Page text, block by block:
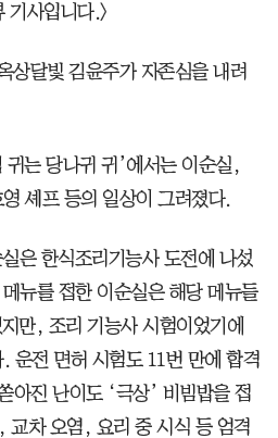
기사입니다.>
상달빛 김윤주가 자존심을 내려
는 당나귀 귀’에서는 이순실,
셰프 등의 일상이 그려졌다.
은 한식조리기능사 도전에 나섰
뉴를 접한 이순실은 해당 메뉴들
만, 조리 기능사 시험이었기에
운전 면허 시험도 11번 만에 합격
아진 난이도 ‘극상’ 비빔밥을 접
교차 오염, 요리 중 시식 등 엄격